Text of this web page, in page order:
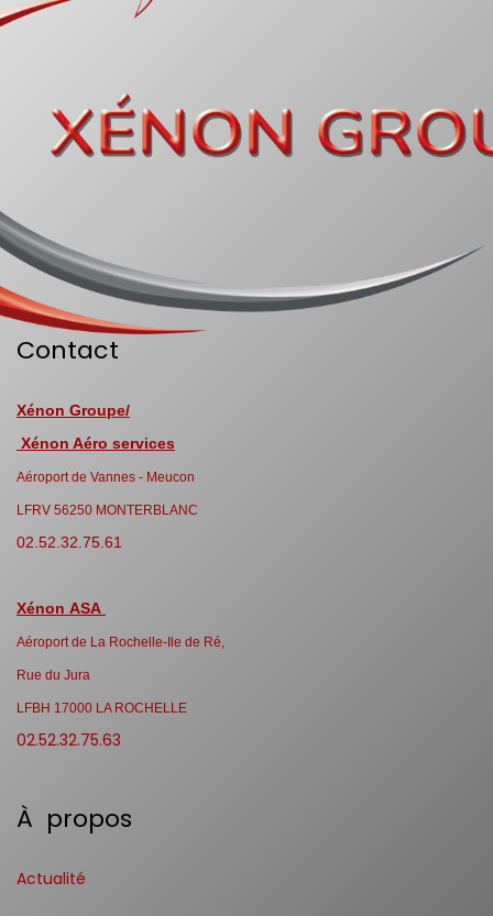
Contact
Xénon Groupe/
Xénon Aéro services
Aéroport de Vannes - Meucon
LFRV 56250 MONTERBLANC
02.52.32.75.61
Xénon ASA
Aéroport de La Rochelle-Ile de Ré,
Rue du Jura
LFBH 17000 LA ROCHELLE
02.52.32.75.63
À propos
Actualité